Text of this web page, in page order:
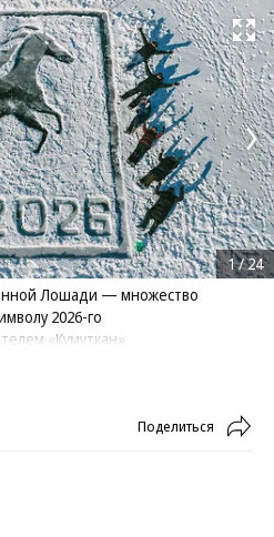
Развернуть
Лошади — множество
2026-го
«Кумуткан»
1/24
Поделиться